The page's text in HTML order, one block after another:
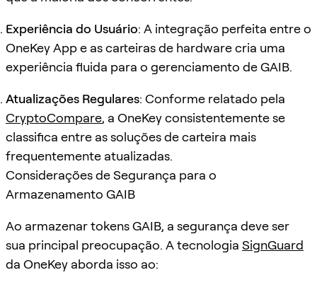
Experiência do Usuário: A integração perfeita entre o
OneKey App e as carteiras de hardware cria uma
experiência fluida para o gerenciamento de GAIB.
Atualizações Regulares: Conforme relatado pela
CryptoCompare, a OneKey consistentemente se
classifica entre as soluções de carteira mais
frequentemente atualizadas.
Considerações de Segurança para o
Armazenamento GAIB
Ao armazenar tokens GAIB, a segurança deve ser
sua principal preocupação. A tecnologia SignGuard
da OneKey aborda isso ao: